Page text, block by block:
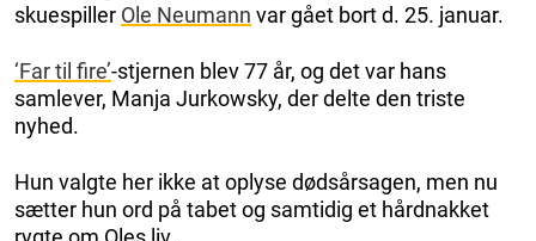
skuespiller Ole Neumann var gået bort d. 25. januar.
‘Far til fire’-stjernen blev 77 år, og det var hans
samlever, Manja Jurkowsky, der delte den triste
nyhed.
Hun valgte her ikke at oplyse dødsårsagen, men nu
sætter hun ord på tabet og samtidig et hårdnakket